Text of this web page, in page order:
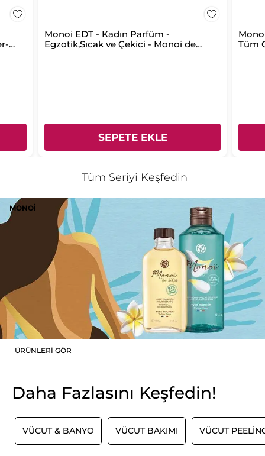
Monoi EDT - Kadın Parfüm -
Egzotik,Sıcak ve Çekici - Monoi de
SEPETE EKLE
Tüm
Tüm Seriyi Keşfedin
MONOI
ÜRÜNLERI GÖR
Daha Fazlasını Keşfedin!
VÜCUT & BANYO VÜCUT BAKIMI VÜCUT